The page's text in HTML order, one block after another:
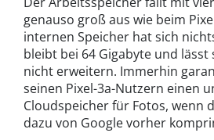
genauso groß aus wie beim
internen Speicher hat sich
bleibt bei 64 Gigabyte und lässt
nicht erweitern. Immerhin
seinen Pixel-3a-Nutzern einen
Cloudspeicher für Fotos, wenn
dazu von Google vorher